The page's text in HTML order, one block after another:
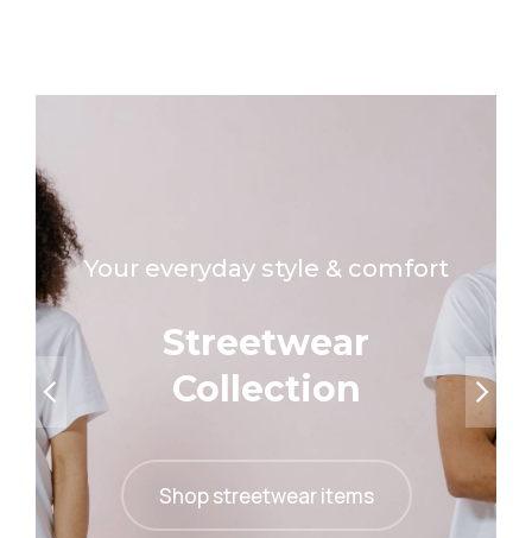
Your everyday style & comfort
Streetwear
Collection
Shop streetwear items